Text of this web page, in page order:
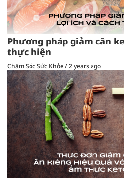
Phương pháp giảm cân
thực hiện
Chăm Sóc Sức Khỏe/2 years ago